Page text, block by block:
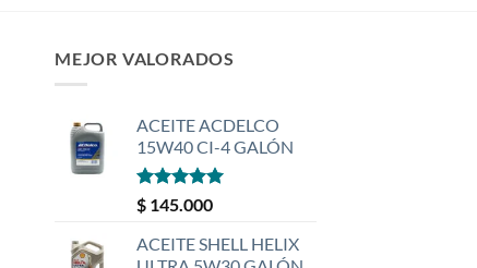
MEJOR VALORADOS
ACEITE ACDELCO
15W40 CI-4 GALÓN
Valorado
con
$ 145.000
ACEITE SHELL HELIX